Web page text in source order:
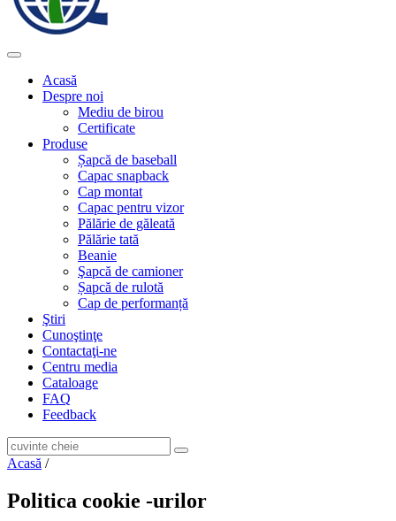
Acasă
Despre noi
Mediu de birou
Certificate
Produse
Șapcă de baseball
Capac snapback
Cap montat
Capac pentru vizor
Pălărie de găleată
Pălărie tată
Beanie
Şapcă de camioner
Șapcă de rulotă
Cap de performanță
Ştiri
Cunoştinţe
Contactaţi-ne
Centru media
Cataloage
FAQ
Feedback
Acasă /
Politica cookie -urilor